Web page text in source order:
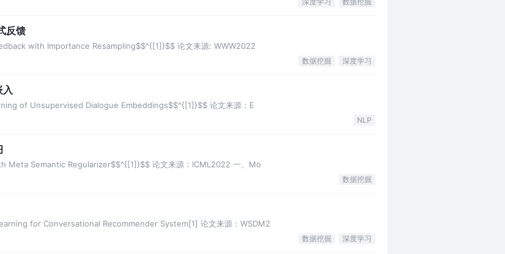
反馈
with Importance Resampling$$^{[1]}$$ 论文来源: WWW2022
数据挖掘 深度学习
入
of Unsupervised Dialogue Embeddings$$^{[1]}$$ 论文来源：E
NLP
Semantic Regularizer$$^{[1]}$$ 论文来源：ICML2022 一、Mo
数据挖掘
for Conversational Recommender System[1] 论文来源：WSDM2
数据挖掘 深度学习